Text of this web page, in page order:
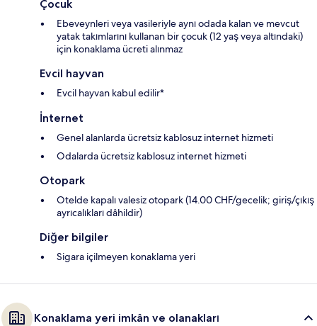
Çocuk
Ebeveynleri veya vasileriyle aynı odada kalan ve mevcut
yatak takımlarını kullanan bir çocuk (12 yaş veya altındaki)
için konaklama ücreti alınmaz
Evcil hayvan
Evcil hayvan kabul edilir*
İnternet
Genel alanlarda ücretsiz kablosuz internet hizmeti
Odalarda ücretsiz kablosuz internet hizmeti
Otopark
Otelde kapalı valesiz otopark (14.00 CHF/gecelik; giriş/çıkış
ayrıcalıkları dâhildir)
Diğer bilgiler
Sigara içilmeyen konaklama yeri
Konaklama yeri imkân ve olanakları